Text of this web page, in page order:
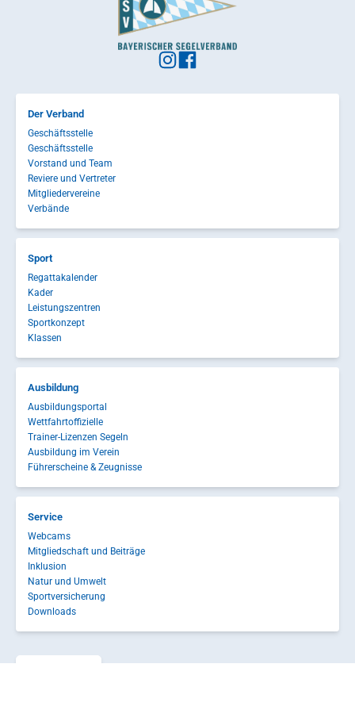
Der Verband
Geschäftsstelle
Geschäftsstelle
Vorstand und Team
Reviere und Vertreter
Mitgliedervereine
Verbände
Sport
Regattakalender
Kader
Leistungszentren
Sportkonzept
Klassen
Ausbildung
Ausbildungsportal
Wettfahrtoffizielle
Trainer-Lizenzen Segeln
Ausbildung im Verein
Führerscheine & Zeugnisse
Service
Webcams
Mitgliedschaft und Beiträge
Inklusion
Natur und Umwelt
Sportversicherung
Downloads